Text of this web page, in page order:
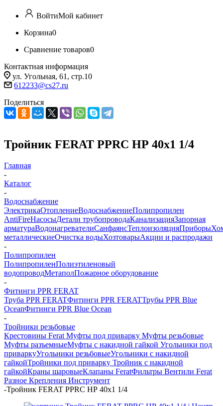
ВойтиМой кабинет
Корзина0
Сравнение товаров0
Контактная информация
ул. Угольная, 61, стр.10
612233@cs27.ru
Поделиться
Тройник FERAT PPRC НР 40х1 1/4
Главная
-
Каталог
-
Водоснабжение
ЭлектрикаОтоплениеВодоснабжениеПолипропилен
AntiFireНасосыДетали трубопроводаКанализацияЗапорная
арматураВодонагревателиСанфаянсТеплоизоляцияПриборы
металлическиеОчистка водыХозтоварыАкции и распродажи
-
Полипропилен
ПолипропиленПолиэтиленовый
водопроводМетаполПожарное оборудование
-
Фитинги PPR FERAT
Труба PPR FERATФитинги PPR FERATТрубы PPR Blue
OceanФитинги PPR Blue Ocean
-
Тройники резьбовые
Крестовины Ferat Муфты под приварку Муфты резьбовые
Муфты разъемныеМуфты с накидной гайкой Угольники под
приваркуУгольники резьбовыеУгольники с накидной
гайкойТройники под приварку Тройник с накидной
гайкойКраны шаровыеКлапаны FeratФильтры Вентили Ferat
Разное Крепления Инструмент
-Тройник FERAT PPRC НР 40х1 1/4